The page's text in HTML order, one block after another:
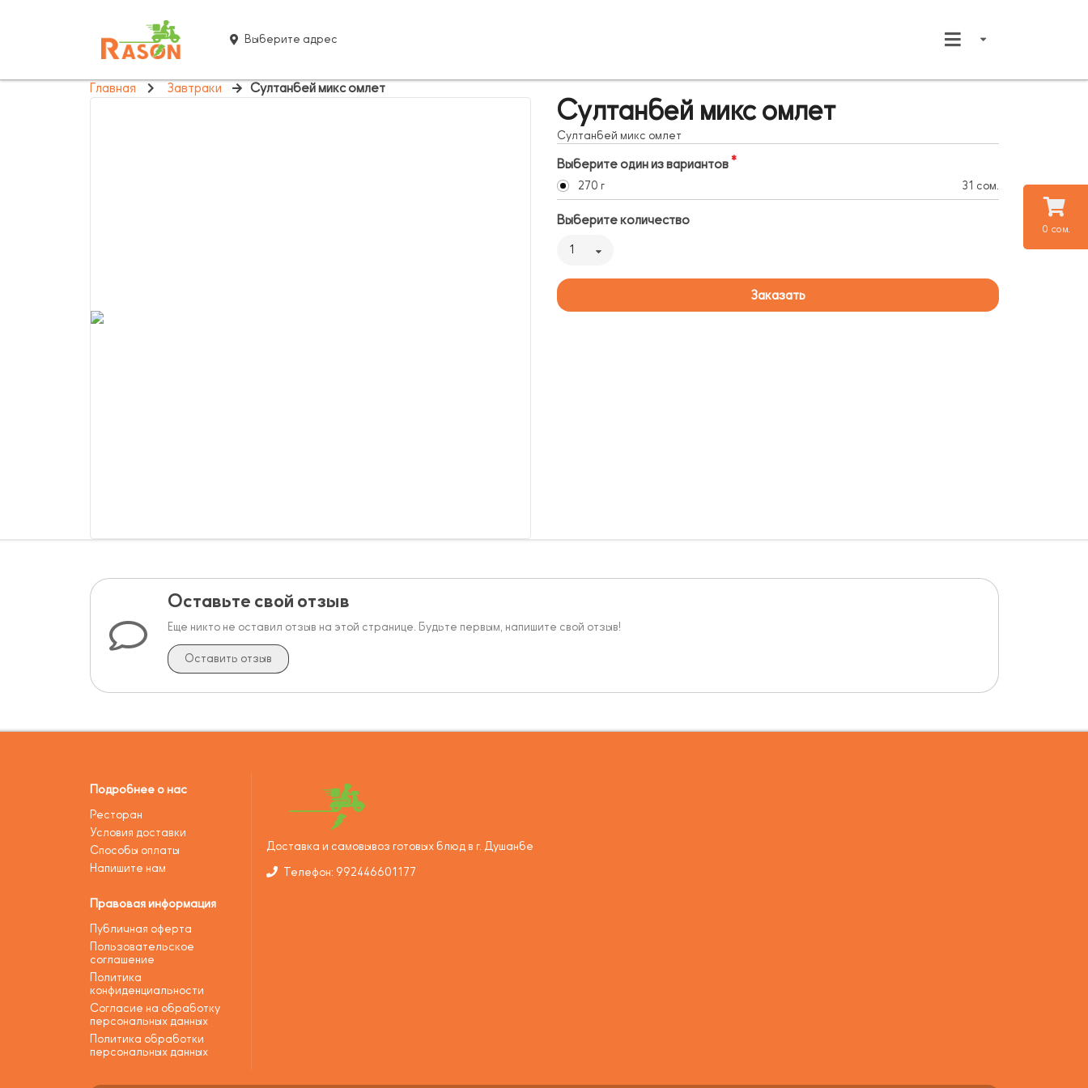
0 сом.
Выберите адрес
Главная Завтраки Султанбей микс омлет
Султанбей микс омлет
Султанбей микс омлет
Выберите один из вариантов
270 г 31 сом.
Выберите количество
1
Заказать
Оставьте свой отзыв
Еще никто не оставил отзыв на этой странице. Будьте первым, напишите свой отзыв!
Оставить отзыв
Подробнее о нас
Ресторан
Условия доставки
Способы оплаты
Напишите нам
Правовая информация
Публичная оферта
Пользовательское
соглашение
Политика
конфиденциальности
Согласие на обработку
персональных данных
Политика обработки
персональных данных
Доставка и самовывоз готовых блюд в г. Душанбе
Телефон: 992446601177